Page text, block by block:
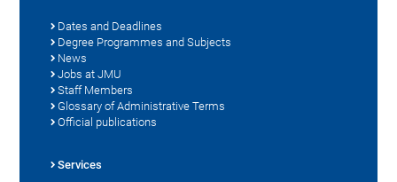
Dates and Deadlines
Degree Programmes and Subjects
News
Jobs at JMU
Staff Members
Glossary of Administrative Terms
Official publications
Services